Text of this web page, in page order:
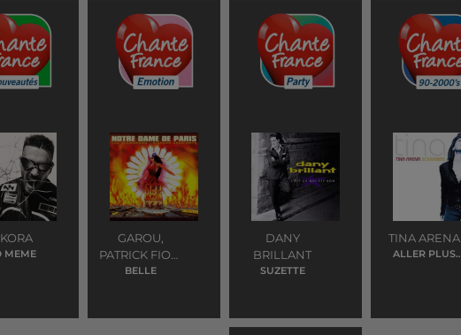
MEME
GAROU,
PATRICK FIORI
ET DANIEL
BELLE
DANY
BRILLANT
SUZETTE
TINA ARENA
ALLER PLUS